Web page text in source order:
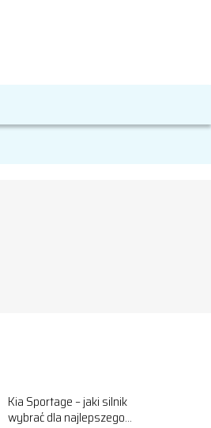
Kia Sportage – jaki silnik
wybrać dla najlepszego